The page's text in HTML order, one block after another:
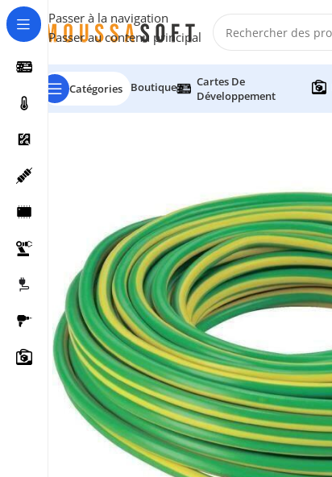
Passer à la navigation
Passer au contenu principal
05 25 62 62 25
Catégories Boutique
Cartes De
Développement